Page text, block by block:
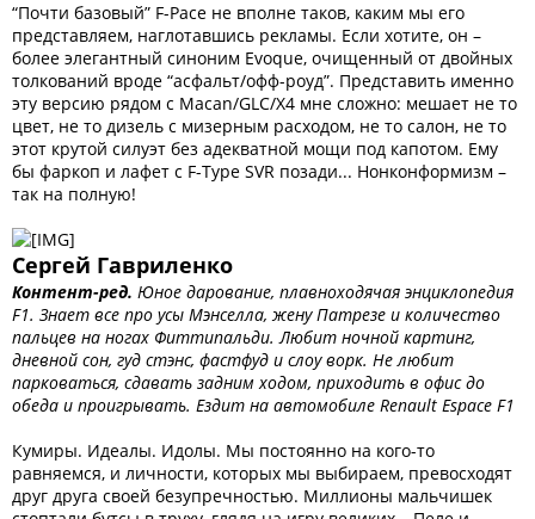
“Почти базовый” F-Pace не вполне таков, каким мы его
представляем, наглотавшись рекламы. Если хотите, он –
более элегантный синоним Evoque, очищенный от двойных
толкований вроде “асфальт/офф-роуд”. Представить именно
эту версию рядом с Macan/GLC/X4 мне сложно: мешает не то
цвет, не то дизель с мизерным расходом, не то салон, не то
этот крутой силуэт без адекватной мощи под капотом. Ему
бы фаркоп и лафет с F-Type SVR позади... Нонконформизм –
так на полную!
Сергей Гавриленко
Контент-ред. Юное дарование, плавноходячая энциклопедия
F1. Знает все про усы Мэнселла, жену Патрезе и количество
пальцев на ногах Фиттипальди. Любит ночной картинг,
дневной сон, гуд стэнс, фастфуд и слоу ворк. Не любит
парковаться, сдавать задним ходом, приходить в офис до
обеда и проигрывать. Ездит на автомобиле Renault Espace F1
Кумиры. Идеалы. Идолы. Мы постоянно на кого-то
равняемся, и личности, которых мы выбираем, превосходят
друг друга своей безупречностью. Миллионы мальчишек